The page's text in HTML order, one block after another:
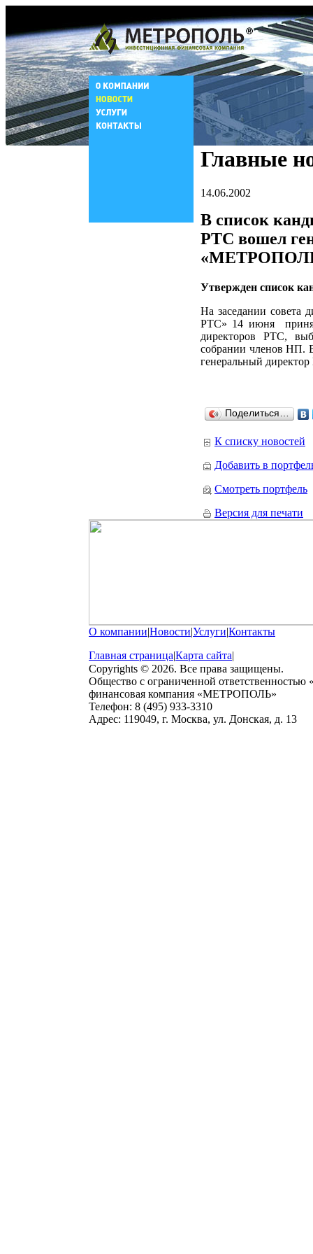
Главные
14.06.2002
В список
РТС вошел
Утвержден список
На заседании совета
РТС» 14 июня
директоров РТС,
собрании членов НП.
генеральный
Поделиться…
К списку новостей
Добавить в
Смотреть портфель
Версия для печати
О компании|Новости|Услуги|Контакты
Главная страница|Карта сайта|
Copyrights © 2026. Все права защищены.
Общество с ограниченной ответственностью
финансовая компания «МЕТРОПОЛЬ»
Телефон: 8 (495) 933-3310
Адрес: 119049, г. Москва, ул. Донская, д. 13